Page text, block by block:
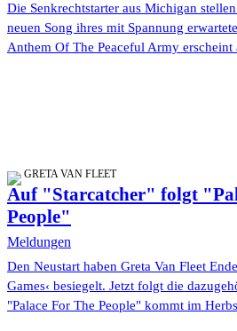
Die Senkrechtstarter aus Michigan
neuen Song ihres mit Spannung
Anthem Of The Peaceful Army erscheint
GRETA VAN FLEET
Auf "Starcatcher" folgt
People"
Meldungen
Den Neustart haben Greta Van Fleet
Games‹ besiegelt. Jetzt folgt die
"Palace For The People" kommt im